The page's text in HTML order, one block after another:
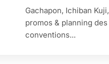
Gachapon, Ichiban Kuji,
promos & planning des
conventions...